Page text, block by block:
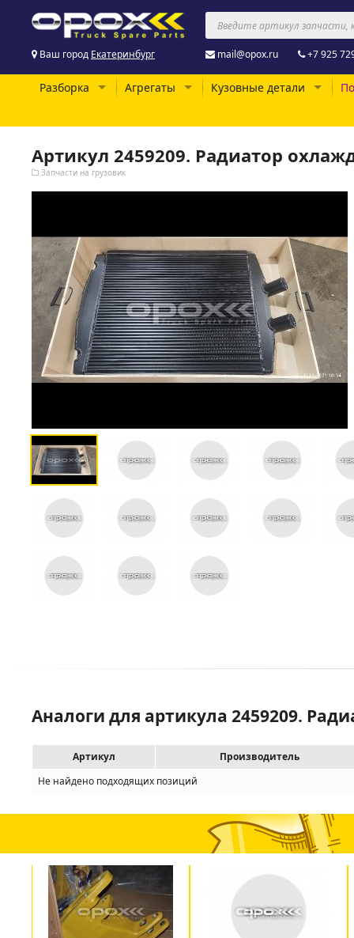
Ваш город Екатеринбург mail@opox.ru +7 925
Разборка Агрегаты Кузовные детали
Артикул 2459209. Радиатор
Запчасти на грузовик
Аналоги для артикула 2459209.
Артикул
Производитель
Не найдено подходящих позиций